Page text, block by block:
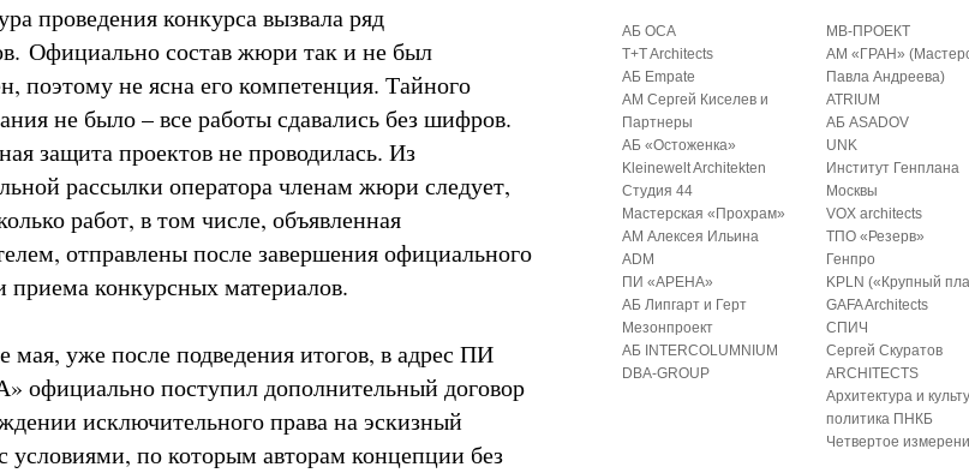
проведения конкурса вызвала ряд
Официально состав жюри так и не был
поэтому не ясна его компетенция. Тайного
не было – все работы сдавались без шифров.
защита проектов не проводилась. Из
рассылки оператора членам жюри следует,
работ, в том числе, объявленная
отправлены после завершения официального
приема конкурсных материалов.
мая, уже после подведения итогов, в адрес ПИ
официально поступил дополнительный договор
исключительного права на эскизный
условиями, по которым авторам концепции без
АБ ОСА
T+T Architects
АБ Empate
АМ Сергей Киселев и
Партнеры
АБ «Остоженка»
Kleinewelt Architekten
Студия 44
Мастерская «Прохрам»
АМ Алексея Ильина
ADM
ПИ «АРЕНА»
АБ Липгарт и Герт
Мезонпроект
АБ INTERCOLUMNIUM
DBA-GROUP
МВ-ПРОЕКТ
АМ «ГРАН»
Павла Андреева)
ATRIUM
АБ ASADOV
UNK
Институт Генплана
Москвы
VOX architects
ТПО «Резерв»
Генпро
KPLN («Крупный
GAFA Architects
СПИЧ
Сергей Скуратов
ARCHITECTS
Архитектура и
политика ПНКБ
Четвертое